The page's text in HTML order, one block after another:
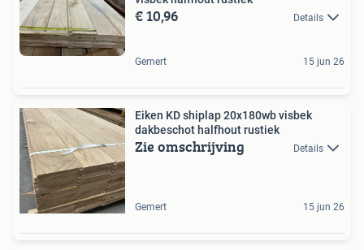
€ 10,96 Details
Gemert 15 jun 26
Eiken KD shiplap 20x180wb visbek
dakbeschot halfhout rustiek
Zie omschrijving Details
Gemert 15 jun 26